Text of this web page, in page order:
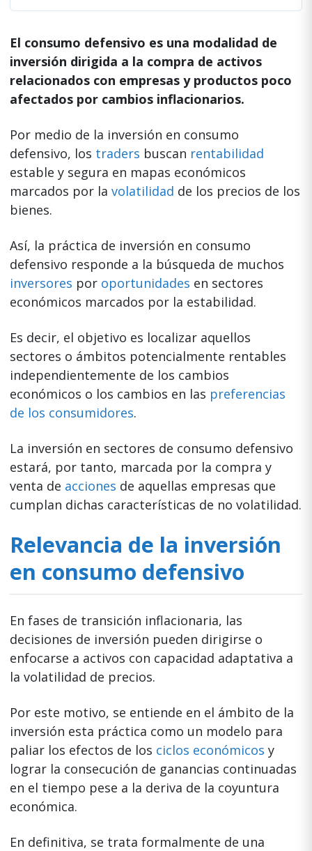
El consumo defensivo es una modalidad de
inversión dirigida a la compra de activos
relacionados con empresas y productos poco
afectados por cambios inflacionarios.
Por medio de la inversión en consumo
defensivo, los traders buscan rentabilidad
estable y segura en mapas económicos
marcados por la volatilidad de los precios de los
bienes.
Así, la práctica de inversión en consumo
defensivo responde a la búsqueda de muchos
inversores por oportunidades en sectores
económicos marcados por la estabilidad.
Es decir, el objetivo es localizar aquellos
sectores o ámbitos potencialmente rentables
independientemente de los cambios
económicos o los cambios en las preferencias
de los consumidores.
La inversión en sectores de consumo defensivo
estará, por tanto, marcada por la compra y
venta de acciones de aquellas empresas que
cumplan dichas características de no volatilidad.
Relevancia de la inversión
en consumo defensivo
En fases de transición inflacionaria, las
decisiones de inversión pueden dirigirse o
enfocarse a activos con capacidad adaptativa a
la volatilidad de precios.
Por este motivo, se entiende en el ámbito de la
inversión esta práctica como un modelo para
paliar los efectos de los ciclos económicos y
lograr la consecución de ganancias continuadas
en el tiempo pese a la deriva de la coyuntura
económica.
En definitiva, se trata formalmente de una